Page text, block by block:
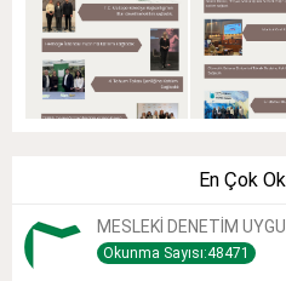
En Çok
MESLEKİ DENETİM
Okunma Sayısı:48471